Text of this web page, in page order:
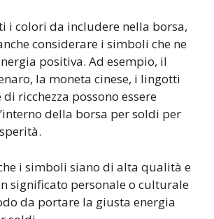
i colori da includere nella borsa,
considerare i simboli che ne
positiva. Ad esempio, il
la moneta cinese, i lingotti
di ricchezza possono essere
della borsa per soldi per
i simboli siano di alta qualità e
significato personale o culturale
da portare la giusta energia